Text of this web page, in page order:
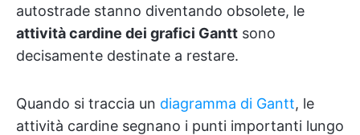
autostrade stanno diventando obsolete, le
attività cardine dei grafici Gantt sono
decisamente destinate a restare.
Quando si traccia un diagramma di Gantt, le
attività cardine segnano i punti importanti lungo